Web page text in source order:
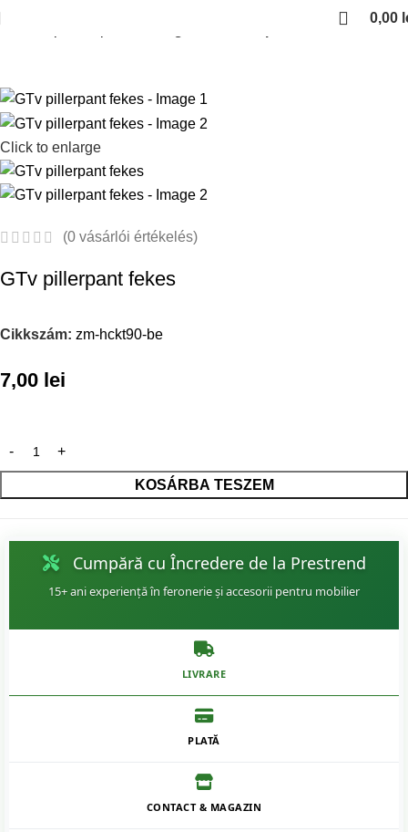
0,00
Click to enlarge
(0 vásárlói értékelés)
GTv pillerpant fekes
Cikkszám: zm-hckt90-be
7,00 lei
KOSÁRBA TESZEM
Cumpără cu Încredere de la Prestrend
15+ ani experiență în feronerie și accesorii pentru mobilier
LIVRARE
PLATĂ
CONTACT & MAGAZIN